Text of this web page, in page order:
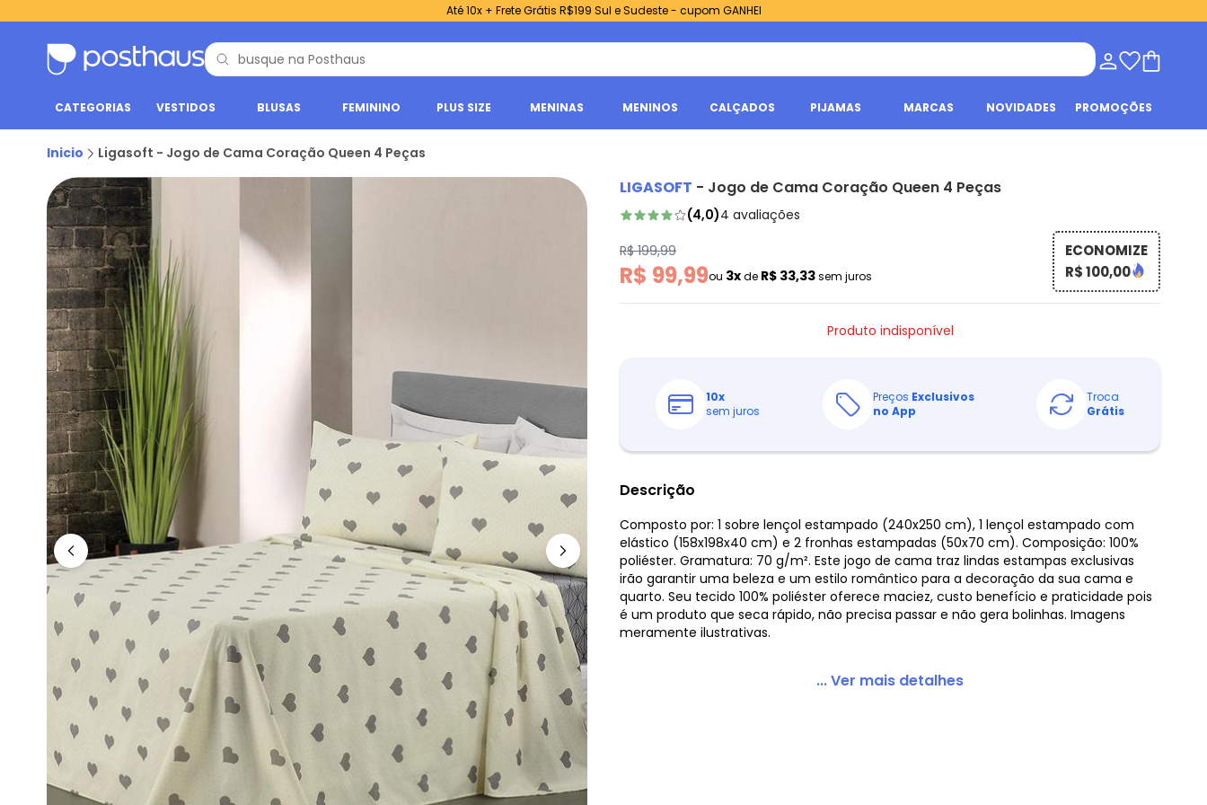
Até 10x + Frete Grátis R$199 Sul e Sudeste - cupom GANHEI
CATEGORIAS VESTIDOS BLUSAS FEMININO PLUS SIZE MENINAS MENINOS CALÇADOS PIJAMAS MARCAS NOVIDADES PROMOÇÕES
Inicio Ligasoft - Jogo de Cama Coração Queen 4 Peças
LIGASOFT - Jogo de Cama Coração Queen 4 Peças
(4,0)4 avaliações
R$ 199,99
R$ 99,99ou 3xde R$ 33,33sem juros
ECONOMIZE
R$ 100,00
Produto indisponível
10x
sem juros
Preços Exclusivos
no App
Troca
Grátis
Descrição
Composto por: 1 sobre lençol estampado (240x250 cm), 1 lençol estampado com
elástico (158x198x40 cm) e 2 fronhas estampadas (50x70 cm). Composição: 100%
poliéster. Gramatura: 70 g/m². Este jogo de cama traz lindas estampas exclusivas
irão garantir uma beleza e um estilo romântico para a decoração da sua cama e
quarto. Seu tecido 100% poliéster oferece maciez, custo benefício e praticidade pois
é um produto que seca rápido, não precisa passar e não gera bolinhas. Imagens
meramente ilustrativas.
... Ver mais detalhes